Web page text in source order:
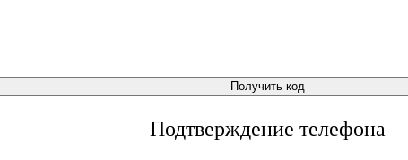
Получить код
Подтверждение телефона